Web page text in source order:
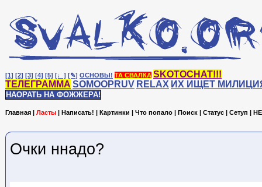
[1] [2] [3] [4] [5] [♩] [✎] ОСНОВЫ! ТА СВАЛКА SKOTOCHAT!!!
ТЕЛЕГРАММА SOMOOPRUV RELAX ИХ ИЩЕТ
НАОРАТЬ НА ФОЖЖЕРА!
Главная | Ласты | Написать! | Картинки | Что попало | Поиск | Статус | Сетуп |
Очки ннадо?